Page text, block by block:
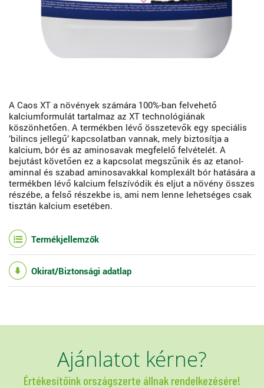
A Caos XT a növények számára 100%-ban felvehető
kalciumformulát tartalmaz az XT technológiának
köszönhetően. A termékben lévő összetevők egy speciális
’bilincs jellegű’ kapcsolatban vannak, mely biztosítja a
kalcium, bór és az aminosavak megfelelő felvételét. A
bejutást követően ez a kapcsolat megszűnik és az etanol-
aminnal és szabad aminosavakkal komplexált bór hatására a
termékben lévő kalcium felszívódik és eljut a növény összes
részébe, a felső részekbe is, ami nem lenne lehetséges csak
tisztán kalcium esetében.
Termékjellemzők
Okirat/Biztonsági adatlap
Ajánlatot kérne?
Értékesítőink országszerte állnak rendelkezésére!